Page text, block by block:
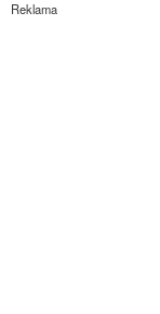
Reklama